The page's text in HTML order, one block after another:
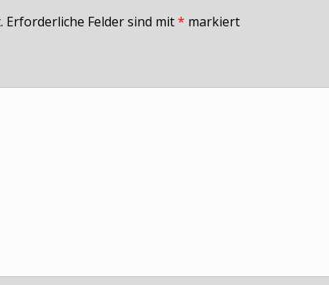
Erforderliche Felder sind mit* markiert